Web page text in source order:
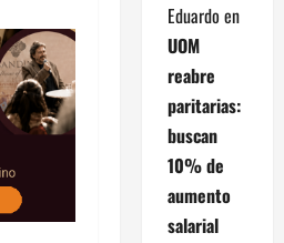
Eduardo en
UOM
reabre
paritarias:
buscan
10% de
aumento
salarial